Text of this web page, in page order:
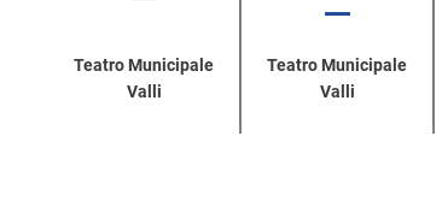
Teatro Municipale
Valli
Teatro Municipale
Valli